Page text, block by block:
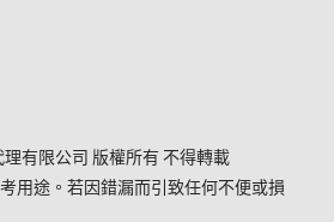
有限公司 版權所有 不得轉載
用途。若因錯漏而引致任何不便或損